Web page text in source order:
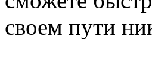
своем пути